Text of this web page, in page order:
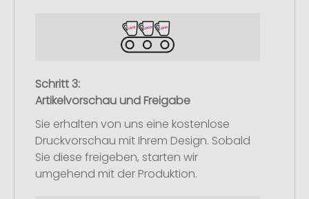
Schritt 3:
Artikelvorschau und Freigabe
Sie erhalten von uns eine kostenlose
Druckvorschau mit Ihrem Design. Sobald
Sie diese freigeben, starten wir
umgehend mit der Produktion.